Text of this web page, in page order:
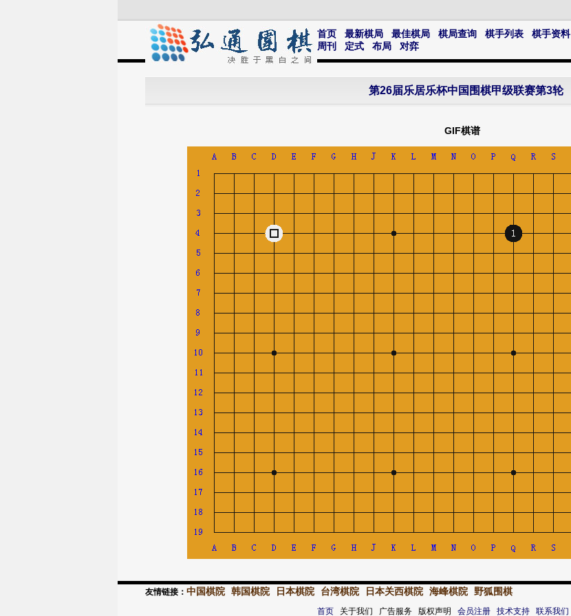
首页 最新棋局 最佳棋局 棋局查询 棋手列表 棋手资料
周刊
定式 布局 对弈
第26届乐居乐杯中国围棋甲级联赛第3轮
GIF棋谱
友情链接： 中国棋院 韩国棋院 日本棋院 台湾棋院 日本关西棋院 海峰棋院 野狐围棋
首页关于我们 广告服务 版权声明 会员注册 技术支持 联系我们